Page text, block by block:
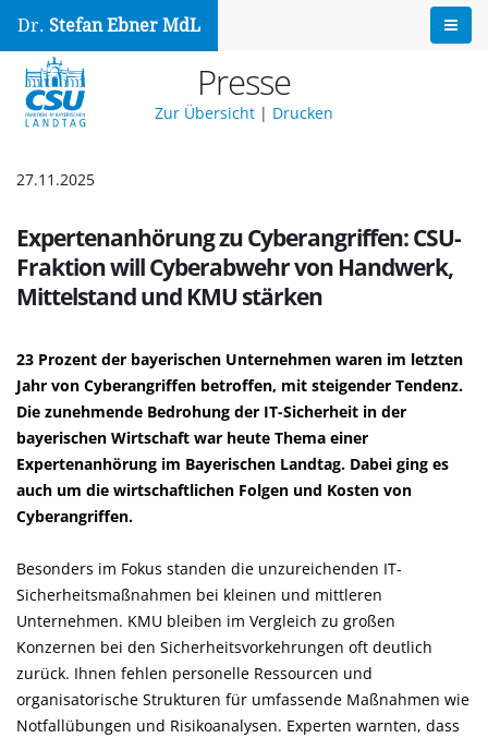
Dr. Stefan Ebner MdL
Presse
Zur Übersicht | Drucken
27.11.2025
Expertenanhörung zu Cyberangriffen: CSU-
Fraktion will Cyberabwehr von Handwerk,
Mittelstand und KMU stärken
23 Prozent der bayerischen Unternehmen waren im letzten
Jahr von Cyberangriffen betroffen, mit steigender Tendenz.
Die zunehmende Bedrohung der IT-Sicherheit in der
bayerischen Wirtschaft war heute Thema einer
Expertenanhörung im Bayerischen Landtag. Dabei ging es
auch um die wirtschaftlichen Folgen und Kosten von
Cyberangriffen.
Besonders im Fokus standen die unzureichenden IT-
Sicherheitsmaßnahmen bei kleinen und mittleren
Unternehmen. KMU bleiben im Vergleich zu großen
Konzernen bei den Sicherheitsvorkehrungen oft deutlich
zurück. Ihnen fehlen personelle Ressourcen und
organisatorische Strukturen für umfassende Maßnahmen wie
Notfallübungen und Risikoanalysen. Experten warnten, dass